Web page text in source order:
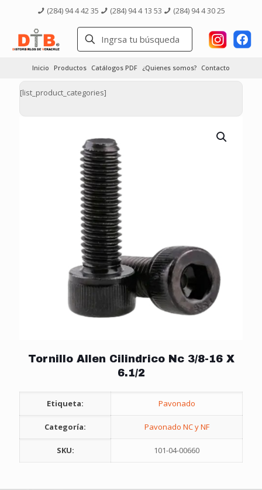
(284) 94 4 42 35 (284) 94 4 13 53 (284) 94 4 30 25
Inicio Productos Catálogos PDF ¿Quienes somos? Contacto
[list_product_categories]
Tornillo Allen Cilindrico Nc 3/8-16 X
6.1/2
Etiqueta: Pavonado
Categoría: Pavonado NC y NF
SKU: 101-04-00660